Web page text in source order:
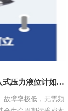
破解复杂水务监测难题：投入式压力液位计如何实现“零中断”长效运维？
故障率极低，无需频